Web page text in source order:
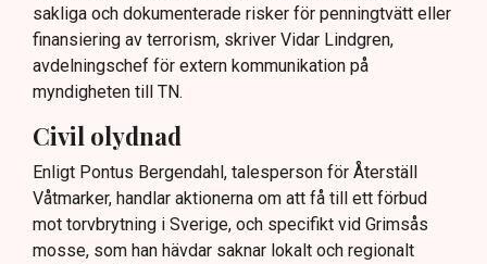
sakliga och dokumenterade risker för penningtvätt eller
finansiering av terrorism, skriver Vidar Lindgren,
avdelningschef för extern kommunikation på
myndigheten till TN.
Civil olydnad
Enligt Pontus Bergendahl, talesperson för Återställ
Våtmarker, handlar aktionerna om att få till ett förbud
mot torvbrytning i Sverige, och specifikt vid Grimsås
mosse, som han hävdar saknar lokalt och regionalt